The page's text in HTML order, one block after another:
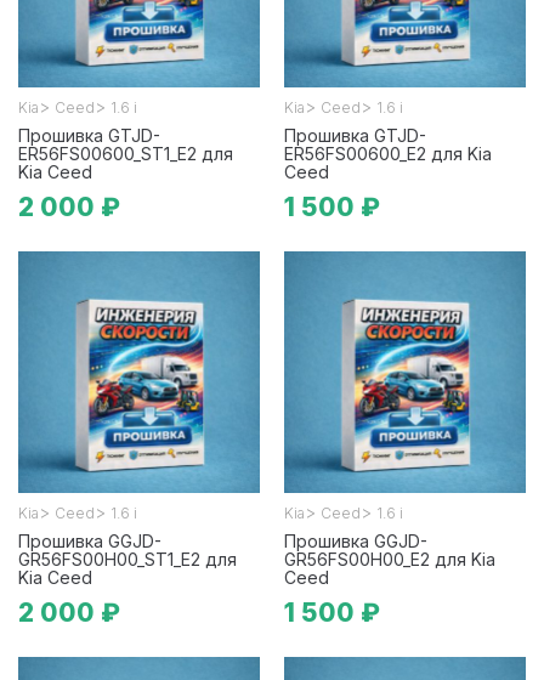
Kia > Ceed > 1.6 i
Прошивка GTJD-
ER56FS00600_ST1_E2 для
Kia Ceed
2 000 ₽
Kia > Ceed > 1.6 i
Прошивка GTJD-
ER56FS00600_E2 для Kia
Ceed
1 500 ₽
Kia > Ceed > 1.6 i
Прошивка GGJD-
GR56FS00H00_ST1_E2 для
Kia Ceed
2 000 ₽
Kia > Ceed > 1.6 i
Прошивка GGJD-
GR56FS00H00_E2 для Kia
Ceed
1 500 ₽